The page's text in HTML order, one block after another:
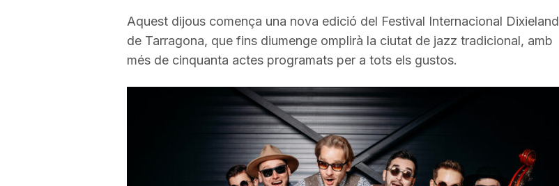
les
tecles
per
a
Aquest dijous comença una nova edició del Festival Internacional Dixieland
de Tarragona, que fins diumenge omplirà la ciutat de jazz tradicional, amb
més de cinquanta actes programats per a tots els gustos.